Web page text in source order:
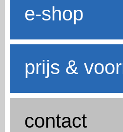
e-shop
prijs &
contact